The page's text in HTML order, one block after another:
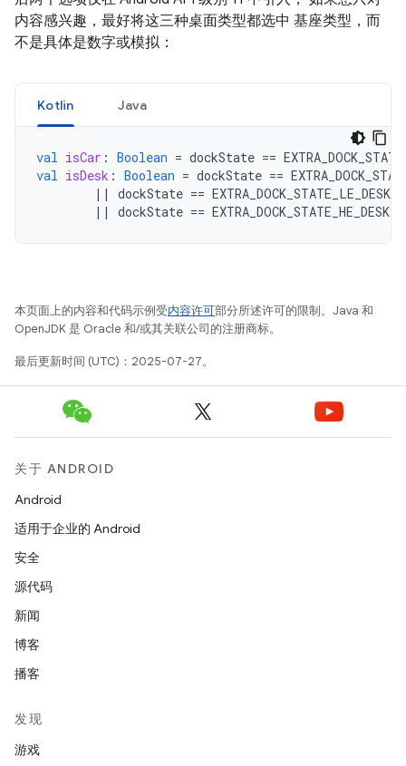
内容感兴趣，最好将这三种桌面类型都选中 基座类型，而
不是具体是数字或模拟：
Kotlin Java
val isCar : Boolean = dockState ==
val isDesk : Boolean = dockState ==
||
dockState == EXTRA_DOCK_STATE_LE_DESK
||
dockState == EXTRA_DOCK_STATE_HE_DESK
本页面上的内容和代码示例受内容许可部分所述许可的限制。Java 和
OpenJDK 是 Oracle 和/或其关联公司的注册商标。
最后更新时间 (UTC)：2025-07-27。
关于 ANDROID
Android
适用于企业的 Android
安全
源代码
新闻
博客
播客
发现
游戏